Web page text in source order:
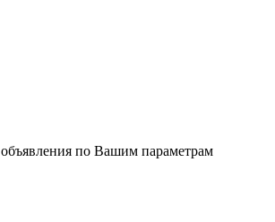
по Вашим параметрам